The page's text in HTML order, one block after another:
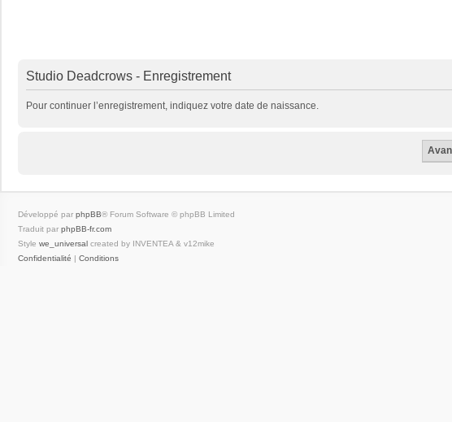
Studio Deadcrows - Enregistrement
Pour continuer l’enregistrement, indiquez votre date de naissance.
Développé par phpBB® Forum Software © phpBB Limited
Traduit par phpBB-fr.com
Style we_universal created by INVENTEA & v12mike
Confidentialité | Conditions